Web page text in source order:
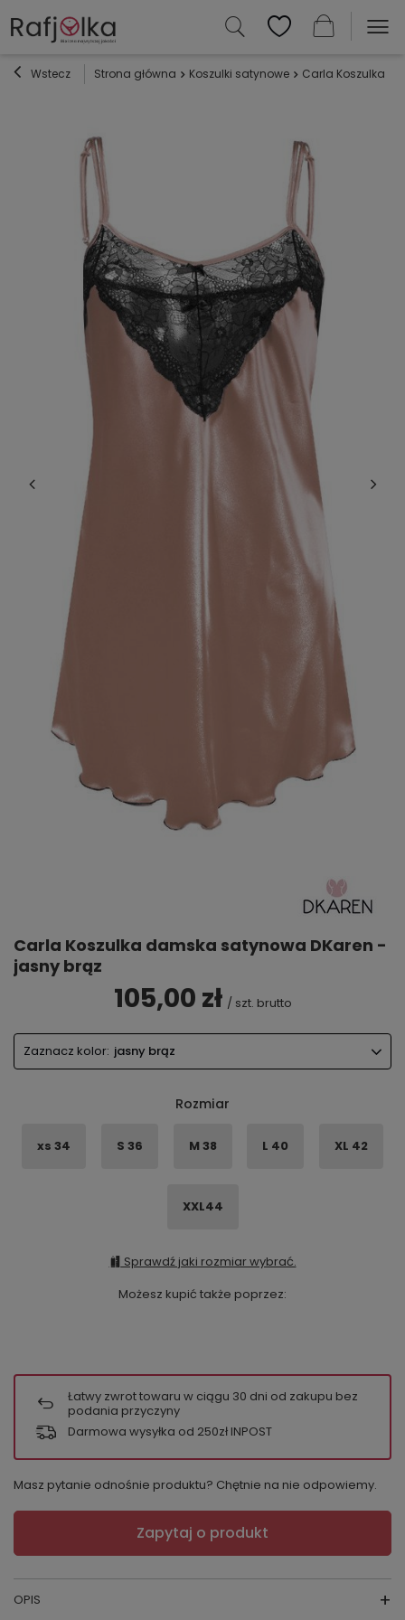
Wstecz Strona główna Koszulki satynowe Carla Koszulka
Carla Koszulka damska satynowa DKaren -
jasny brąz
105,00 zł / szt. brutto
Zaznacz kolor: jasny brąz
Rozmiar
xs 34 S 36 M 38 L 40 XL 42
XXL44
Sprawdź jaki rozmiar wybrać.
Możesz kupić także poprzez:
Łatwy zwrot towaru w ciągu 30 dni od zakupu bez
podania przyczyny
Darmowa wysyłka od 250zł INPOST
Masz pytanie odnośnie produktu? Chętnie na nie odpowiemy.
Zapytaj o produkt
OPIS